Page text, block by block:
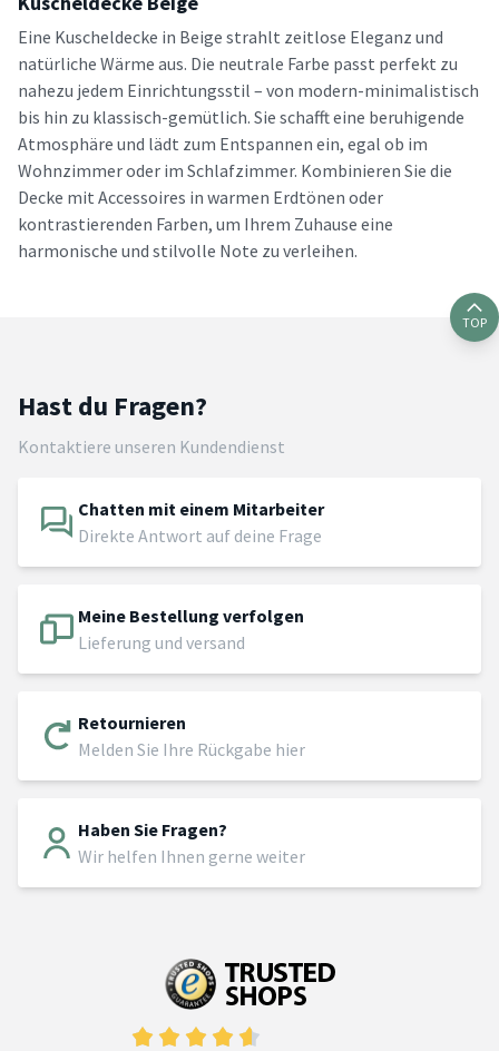
Eine Kuscheldecke in Beige strahlt zeitlose Eleganz und
natürliche Wärme aus. Die neutrale Farbe passt perfekt zu
nahezu jedem Einrichtungsstil – von modern-minimalistisch
bis hin zu klassisch-gemütlich. Sie schafft eine beruhigende
Atmosphäre und lädt zum Entspannen ein, egal ob im
Wohnzimmer oder im Schlafzimmer. Kombinieren Sie die
Decke mit Accessoires in warmen Erdtönen oder
kontrastierenden Farben, um Ihrem Zuhause eine
harmonische und stilvolle Note zu verleihen.
TOP
Hast du Fragen?
Kontaktiere unseren Kundendienst
Chatten mit einem Mitarbeiter
Direkte Antwort auf deine Frage
Meine Bestellung verfolgen
Lieferung und versand
Retournieren
Melden Sie Ihre Rückgabe hier
Haben Sie Fragen?
Wir helfen Ihnen gerne weiter